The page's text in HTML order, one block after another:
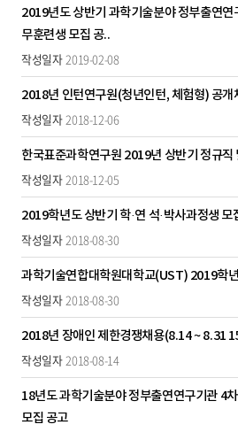
용
공
고
목
록
-
번
호,
제
목,
작
성
자,
작
성
일
자,
첨
부
파
일,
2019년도 상반기 과학기술분야 정부출연연
무훈련생 모집 공..
2019-02-08
2018년 인턴연구원(청년인턴, 체험형) 공개
2018-12-06
한국표준과학연구원 2019년 상반기 정규직
2018-12-05
2019학년도 상반기 학·연 석·박사과정생 모
2018-08-30
과학기술연합대학원대학교(UST) 2019학
2018-08-30
2018년 장애인 제한경쟁채용(8.14 ~ 8.31
2018-08-14
18년도 과학기술분야 정부출연연구기관 4
모집 공고